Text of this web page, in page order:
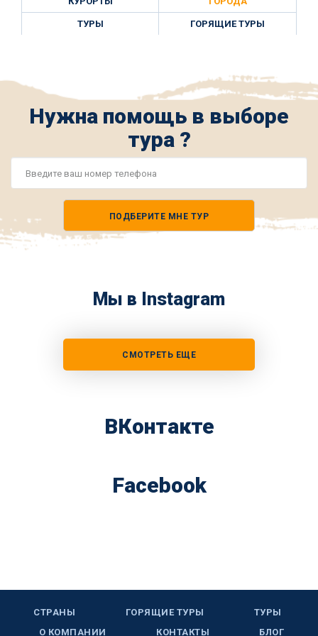
ТУРЫ ГОРЯЩИЕ ТУРЫ
Нужна помощь в выборе
тура ?
ПОДБЕРИТЕ МНЕ ТУР
Мы в Instagram
СМОТРЕТЬ ЕЩЕ
ВКонтакте
Facebook
СТРАНЫ ГОРЯЩИЕ ТУРЫ
ТУРЫ
О КОМПАНИИ
КОНТАКТЫ БЛОГ